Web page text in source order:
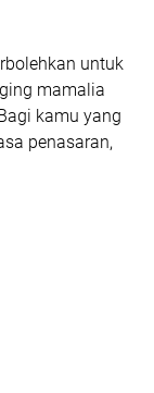
untuk
mamalia
kamu yang
penasaran,